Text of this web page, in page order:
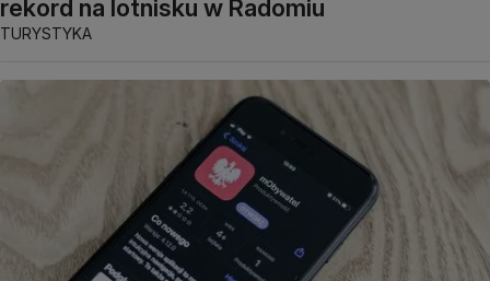
rekord na lotnisku w Radomiu
TURYSTYKA